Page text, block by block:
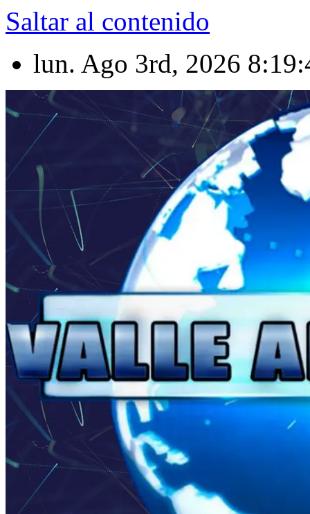
Saltar al contenido
lun. Ago 3rd, 2026